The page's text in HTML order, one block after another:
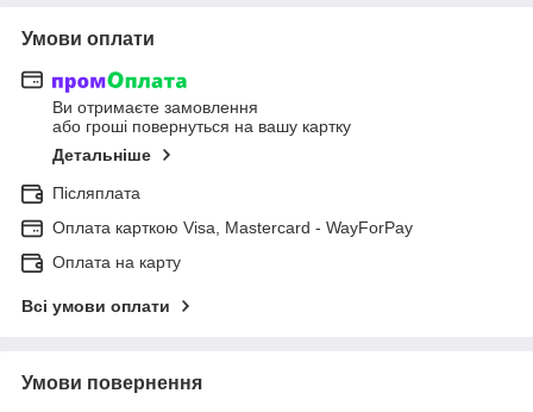
Умови оплати
Ви отримаєте замовлення
або гроші повернуться на вашу картку
Детальніше
Післяплата
Оплата карткою Visa, Mastercard - WayForPay
Оплата на карту
Всі умови оплати
Умови повернення